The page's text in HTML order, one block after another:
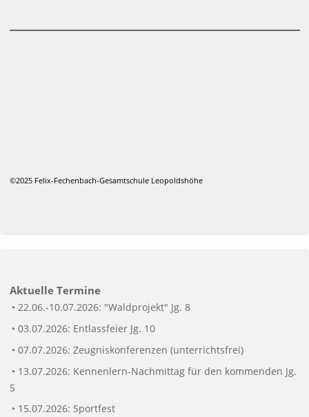
©2025 Felix-Fechenbach-Gesamtschule Leopoldshöhe
Aktuelle Termine
◔ 22.06.-10.07.2026: "Waldprojekt" Jg. 8
◔ 03.07.2026: Entlassfeier Jg. 10
◔ 07.07.2026: Zeugniskonferenzen (unterrichtsfrei)
◔ 13.07.2026: Kennenlern-Nachmittag für den kommenden Jg.
5
◔ 15.07.2026: Sportfest